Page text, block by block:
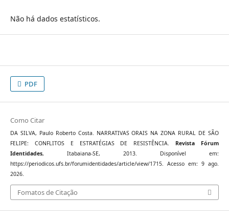
Não há dados estatísticos.
PDF
Como Citar
DA SILVA, Paulo Roberto Costa. NARRATIVAS ORAIS NA ZONA RURAL DE SÃO
FELIPE: CONFLITOS E ESTRATÉGIAS DE RESISTÊNCIA. Revista Fórum
Identidades, Itabaiana-SE, 2013. Disponível em:
https://periodicos.ufs.br/forumidentidades/article/view/1715. Acesso em: 9 ago.
2026.
Fomatos de Citação